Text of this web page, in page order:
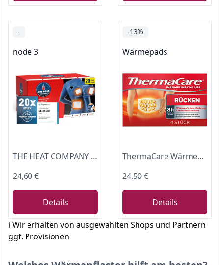
-
node 3
THE HEAT COMPANY Bodywärmer Wärmepflaster Rücken & Nacken - 12h Wärme
24,60 €
Details
-13%
Wärmepads
ThermaCare Wärmepflaster für den unteren Rücken, 4 Stück, bei Schmerzen im unteren Rücken und der Hüfte, Originalware von Angelini Pharma Deutschland
24,50 €
Details
ℹ️ Wir erhalten von ausgewählten Shops und Partnern
ggf. Provisionen